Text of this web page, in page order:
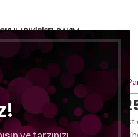
KIŞISEL BAKIM
Unisex
Martin Lion U
MARTIN LION U 25 Parfum ist
orientalischer Note feiern